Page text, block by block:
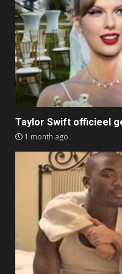
Taylor Swift officieel
1 month ago